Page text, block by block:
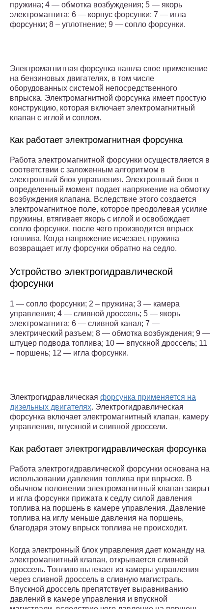
пружина; 4 — обмотка возбуждения; 5 — якорь
электромагнита; 6 — корпус форсунки; 7 — игла
форсунки; 8 – уплотнение; 9 — сопло форсунки.
Электромагнитная форсунка нашла свое применение
на бензиновых двигателях, в том числе
оборудованных системой непосредственного
впрыска. Электромагнитной форсунка имеет простую
конструкцию, которая включает электромагнитный
клапан с иглой и соплом.
Как работает электромагнитная форсунка
Работа электромагнитной форсунки осуществляется в
соответствии с заложенным алгоритмом в
электронный блок управления. Электронный блок в
определенный момент подает напряжение на обмотку
возбуждения клапана. Вследствие этого создается
электромагнитное поле, которое преодолевая усилие
пружины, втягивает якорь с иглой и освобождает
сопло форсунки, после чего производится впрыск
топлива. Когда напряжение исчезает, пружина
возвращает иглу форсунки обратно на седло.
Устройство электрогидравлической
форсунки
1 — сопло форсунки; 2 – пружина; 3 — камера
управления; 4 — сливной дроссель; 5 — якорь
электромагнита; 6 — сливной канал; 7 —
электрический разъем; 8 — обмотка возбуждения; 9 —
штуцер подвода топлива; 10 — впускной дроссель; 11
– поршень; 12 — игла форсунки.
Электрогидравлическая форсунка применяется на
дизельных двигателях. Электрогидравлическая
форсунка включает электромагнитный клапан, камеру
управления, впускной и сливной дроссели.
Как работает электрогидравлическая форсунка
Работа электрогидравлической форсунки основана на
использовании давления топлива при впрыске. В
обычном положении электромагнитный клапан закрыт
и игла форсунки прижата к седлу силой давления
топлива на поршень в камере управления. Давление
топлива на иглу меньше давления на поршень,
благодаря этому впрыск топлива не происходит.
Когда электронный блок управления дает команду на
электромагнитный клапан, открывается сливной
дроссель. Топливо вытекает из камеры управления
через сливной дроссель в сливную магистраль.
Впускной дроссель препятствует выравниванию
давлений в камере управления и впускной